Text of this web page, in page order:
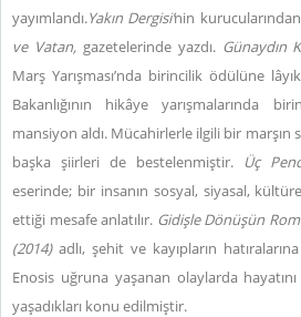
yayımlandı.Yakın Dergisi’nin
ve Vatan, gazetelerinde yazdı. Günaydın
Marş Yarışması’nda birincilik ödülüne
Bakanlığının hikâye yarışmalarında
mansiyon aldı. Mücahirlerle ilgili bir marşın
başka şiirleri de bestelenmiştir.
Üç
eserinde; bir insanın sosyal, siyasal,
ettiği mesafe anlatılır. Gidişle Dönüşün
(2014) adlı, şehit ve kayıpların hatıralarına
Enosis uğruna yaşanan olaylarda hayatını
yaşadıkları konu edilmiştir.